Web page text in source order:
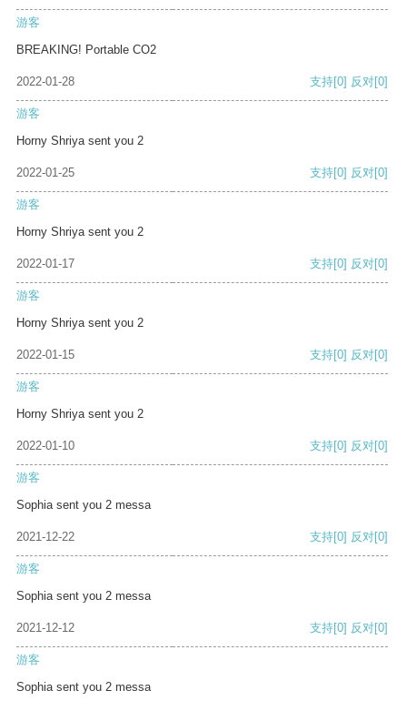
游客
BREAKING! Portable CO2
2022-01-28 支持[0] 反对[0]
游客
Horny Shriya sent you 2
2022-01-25 支持[0] 反对[0]
游客
Horny Shriya sent you 2
2022-01-17 支持[0] 反对[0]
游客
Horny Shriya sent you 2
2022-01-15 支持[0] 反对[0]
游客
Horny Shriya sent you 2
2022-01-10 支持[0] 反对[0]
游客
Sophia sent you 2 messa
2021-12-22 支持[0] 反对[0]
游客
Sophia sent you 2 messa
2021-12-12 支持[0] 反对[0]
游客
Sophia sent you 2 messa